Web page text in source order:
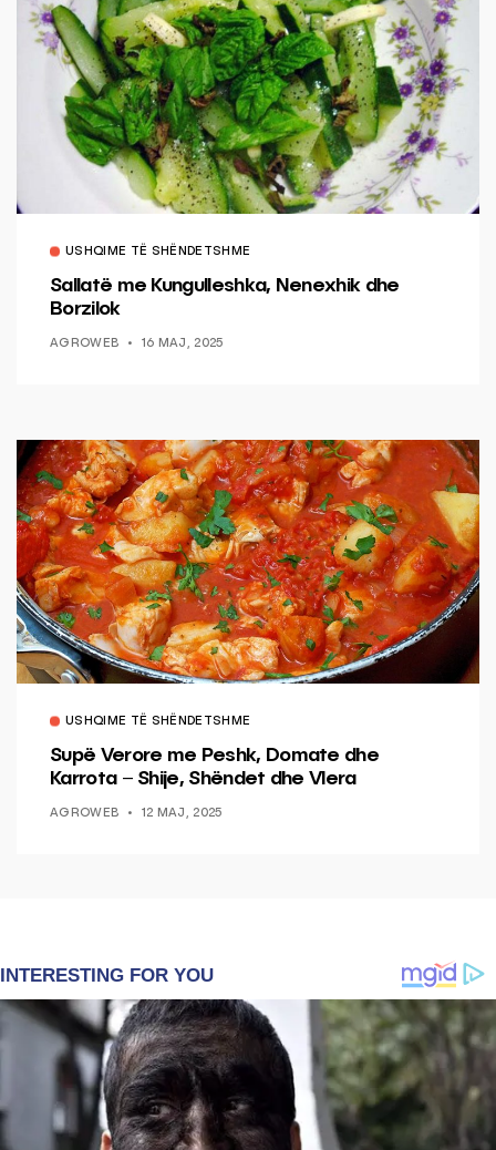
USHQIME TË SHËNDETSHME
Sallatë me Kungulleshka, Nenexhik dhe
Borzilok
AGROWEB 16 MAJ, 2025
USHQIME TË SHËNDETSHME
Supë Verore me Peshk, Domate dhe
Karrota – Shije, Shëndet dhe Vlera
AGROWEB 12 MAJ, 2025